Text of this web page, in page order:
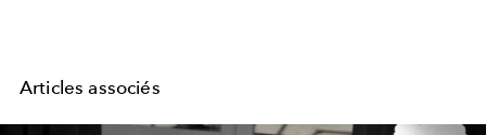
Articles associés